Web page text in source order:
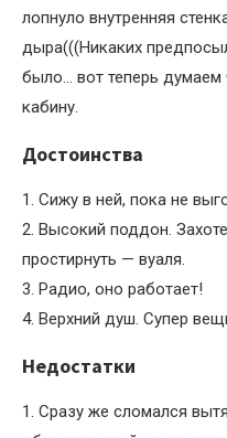
лопнуло внутренняя
дыра(((Никаких
было… вот теперь думаем
кабину.
Достоинства
1. Сижу в ней, пока не
2. Высокий поддон.
простирнуть — вуаля.
3. Радио, оно работает!
4. Верхний душ. Супер
Недостатки
1. Сразу же сломался